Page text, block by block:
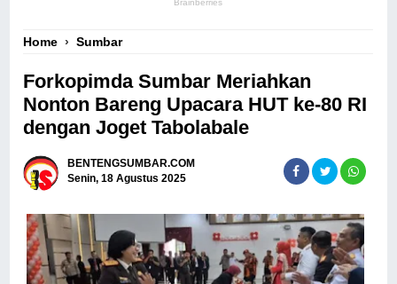
Home ›Sumbar
Forkopimda Sumbar Meriahkan
Nonton Bareng Upacara HUT ke-80 RI
dengan Joget Tabolabale
BENTENGSUMBAR.COM
Senin, 18 Agustus 2025